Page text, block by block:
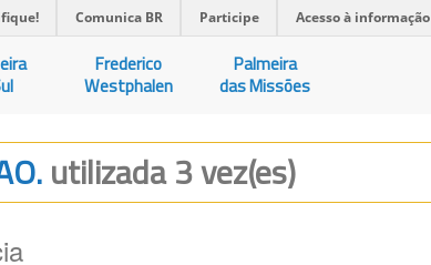
Comunica BR Participe Acesso à informação
Frederico
Westphalen
Palmeira
das Missões
utilizada 3 vez(es)